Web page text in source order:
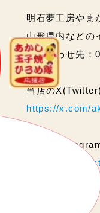
明石夢工房やま
山形県内などの
問い合わせ先：
当店の
https://x.com/
当店の
https://